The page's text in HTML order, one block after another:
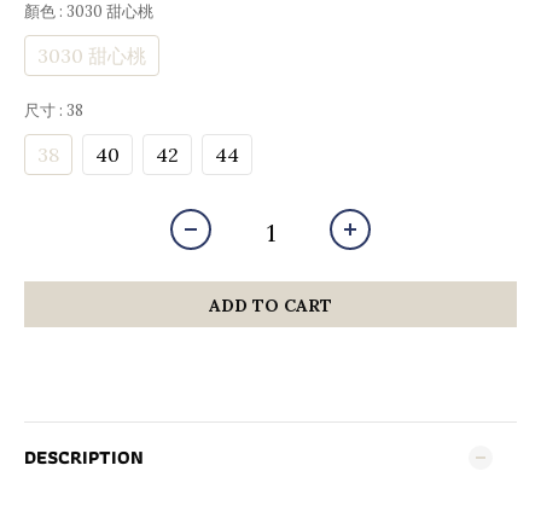
顏色 : 3030 甜心桃
3030 甜心桃
尺寸 : 38
38 40 42 44
ADD TO CART
DESCRIPTION